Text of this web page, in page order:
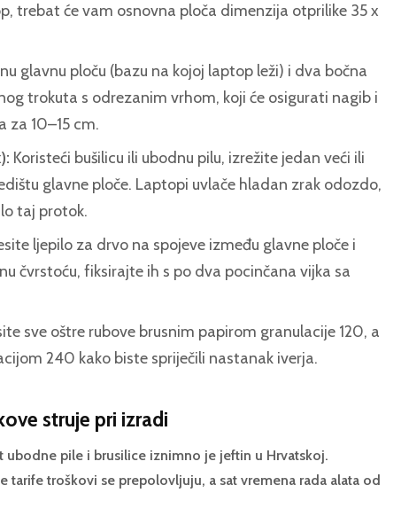
trebat će vam osnovna ploča dimenzija otprilike 35 x
glavnu ploču (bazu na kojoj laptop leži) i dva bočna
trokuta s odrezanim vrhom, koji će osigurati nagib i
za 10–15 cm.
Koristeći bušilicu ili ubodnu pilu, izrežite jedan veći ili
glavne ploče. Laptopi uvlače hladan zrak odozdo,
taj protok.
ljepilo za drvo na spojeve između glavne ploče i
čvrstoću, fiksirajte ih s po dva pocinčana vijka sa
sve oštre rubove brusnim papirom granulacije 120, a
240 kako biste spriječili nastanak iverja.
struje pri izradi
ubodne pile i brusilice iznimno je jeftin u Hrvatskoj.
tarife troškovi se prepolovljuju, a sat vremena rada alata od